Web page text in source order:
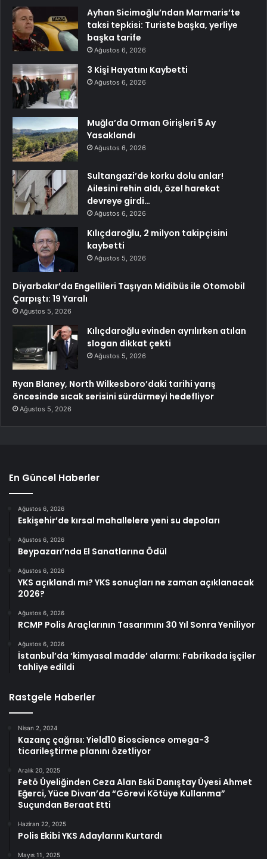
Ayhan Sicimoğlu’ndan Marmaris’te
taksi tepkisi: Turiste başka, yerliye
başka tarife
Ağustos 6, 2026
3 Kişi Hayatını Kaybetti
Ağustos 6, 2026
Muğla’da Orman Girişleri 5 Ay
Yasaklandı
Ağustos 6, 2026
Sultangazi’de korku dolu anlar!
Ailesini rehin aldı, özel harekat
devreye girdi…
Ağustos 6, 2026
Kılıçdaroğlu, 2 milyon takipçisini
kaybetti
Ağustos 5, 2026
Diyarbakır’da Engellileri Taşıyan Midibüs ile Otomobil
Çarpıştı: 19 Yaralı
Ağustos 5, 2026
Kılıçdaroğlu evinden ayrılırken atılan
slogan dikkat çekti
Ağustos 5, 2026
Ryan Blaney, North Wilkesboro’daki tarihi yarış
öncesinde sıcak serisini sürdürmeyi hedefliyor
Ağustos 5, 2026
En Güncel Haberler
Ağustos 6, 2026
Eskişehir’de kırsal mahallelere yeni su depoları
Ağustos 6, 2026
Beypazarı’nda El Sanatlarına Ödül
Ağustos 6, 2026
YKS açıklandı mı? YKS sonuçları ne zaman açıklanacak
2026?
Ağustos 6, 2026
RCMP Polis Araçlarının Tasarımını 30 Yıl Sonra Yeniliyor
Ağustos 6, 2026
İstanbul’da ‘kimyasal madde’ alarmı: Fabrikada işçiler
tahliye edildi
Rastgele Haberler
Nisan 2, 2024
Kazanç çağrısı: Yield10 Bioscience omega-3
ticarileştirme planını özetliyor
Aralık 20, 2025
Fetö Üyeliğinden Ceza Alan Eski Danıştay Üyesi Ahmet
Eğerci, Yüce Divan’da “Görevi Kötüye Kullanma”
Suçundan Beraat Etti
Haziran 22, 2025
Polis Ekibi YKS Adaylarını Kurtardı
Mayıs 11, 2025